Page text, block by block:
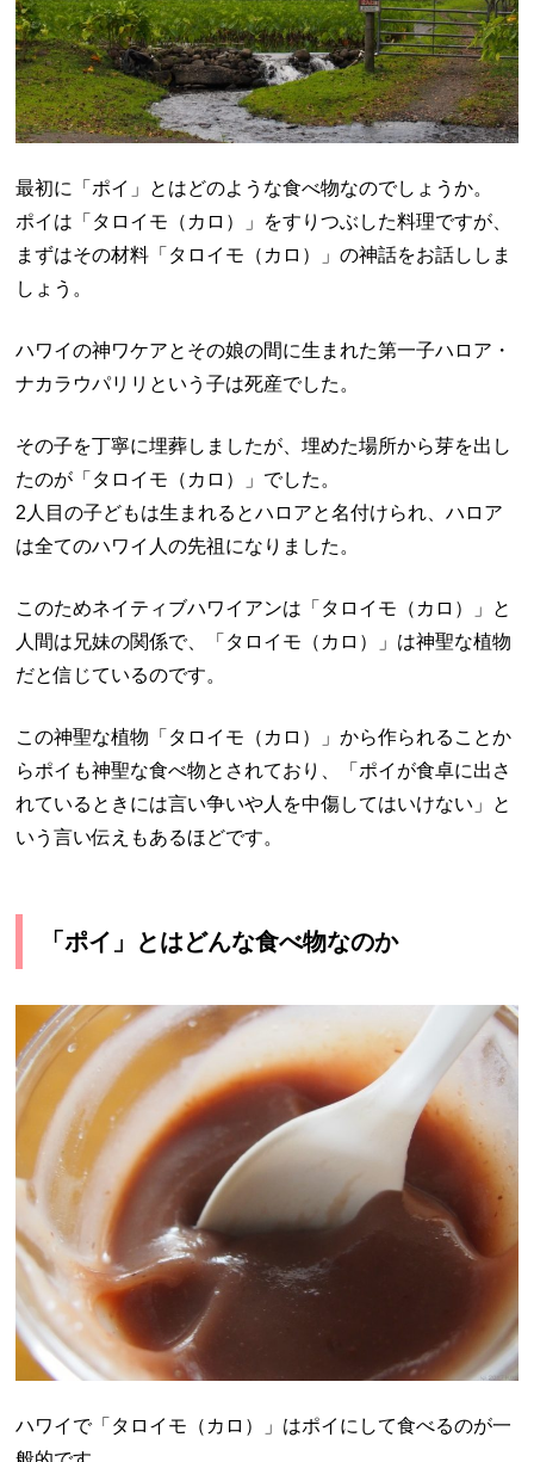
最初に「ポイ」とはどのような食べ物なのでしょうか。
ポイは「タロイモ（カロ）」をすりつぶした料理ですが、
まずはその材料「タロイモ（カロ）」の神話をお話ししま
しょう。
ハワイの神ワケアとその娘の間に生まれた第一子ハロア・
ナカラウパリリという子は死産でした。
その子を丁寧に埋葬しましたが、埋めた場所から芽を出し
たのが「タロイモ（カロ）」でした。
2人目の子どもは生まれるとハロアと名付けられ、ハロア
は全てのハワイ人の先祖になりました。
このためネイティブハワイアンは「タロイモ（カロ）」と
人間は兄妹の関係で、「タロイモ（カロ）」は神聖な植物
だと信じているのです。
この神聖な植物「タロイモ（カロ）」から作られることか
らポイも神聖な食べ物とされており、「ポイが食卓に出さ
れているときには言い争いや人を中傷してはいけない」と
いう言い伝えもあるほどです。
「ポイ」とはどんな食べ物なのか
ハワイで「タロイモ（カロ）」はポイにして食べるのが一